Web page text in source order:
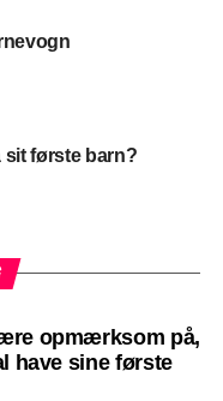
sit første barn?
opmærksom på,
have sine første